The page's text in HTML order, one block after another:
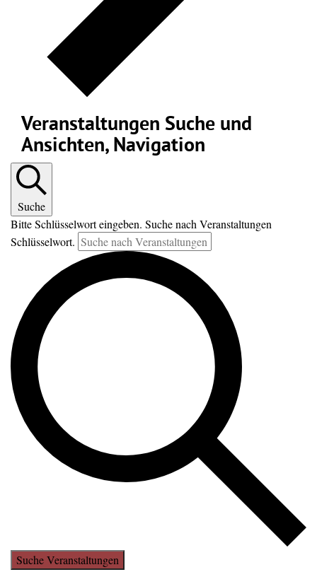
Veranstaltungen Suche und
Ansichten, Navigation
Suche
Bitte Schlüsselwort eingeben. Suche nach Veranstaltungen
Schlüsselwort.
Suche Veranstaltungen